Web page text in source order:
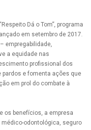
Dá o Tom”, programa
em setembro de 2017.
empregabilidade,
a equidade nas
profissional dos
e fomenta ações que
em prol do combate à
os benefícios, a empresa
odontológica, seguro